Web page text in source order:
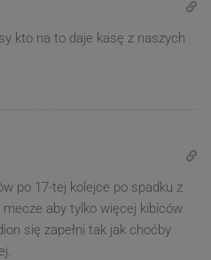
kto na to daje kasę z naszych
po 17-tej kolejce po spadku z
aby tylko więcej kibiców
się zapełni tak jak choćby